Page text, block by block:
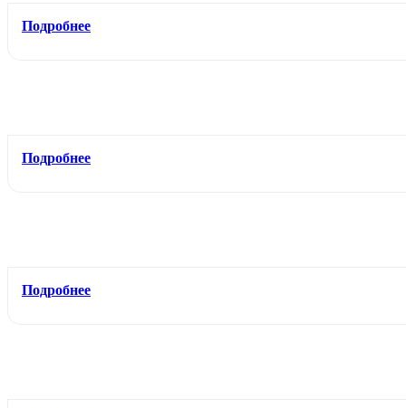
Подробнее
Подробнее
Подробнее